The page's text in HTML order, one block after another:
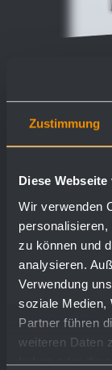
Zustimmung
Diese
Wir verwenden
zu können und
analysieren.
Verwendung
soziale Medien,
Partner führen
weiteren Daten
haben oder die